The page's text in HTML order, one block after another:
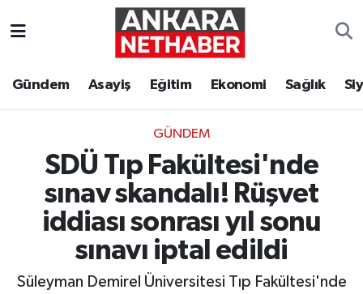
Gündem Asayiş Eğitim Ekonomi Sağlık
GÜNDEM
SDÜ Tıp Fakültesi'nde
sınav skandalı! Rüşvet
iddiası sonrası yıl sonu
sınavı iptal edildi
Süleyman Demirel Üniversitesi Tıp Fakültesi'nde
Ekonomi
Gündem
Ankara Hava Durumu
Tüm Manşetler
Son Dakika Haberleri